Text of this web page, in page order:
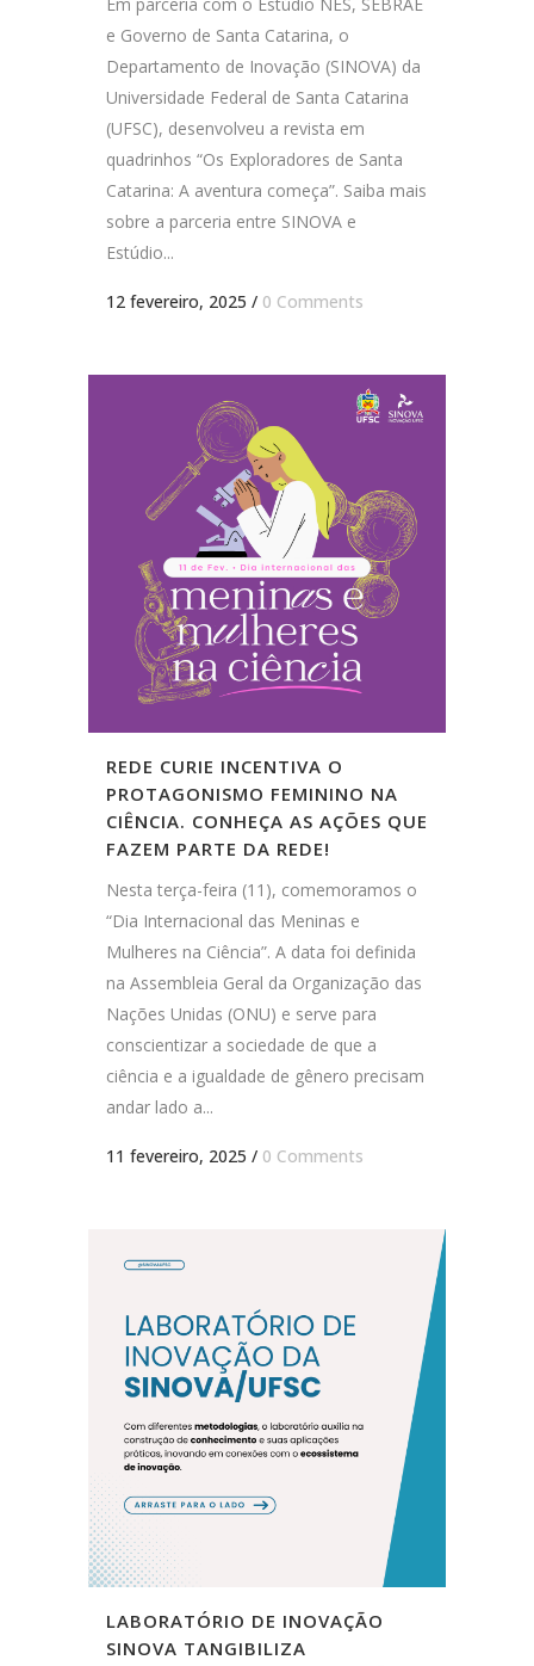
e Governo de Santa Catarina, o
Departamento de Inovação (SINOVA) da
Universidade Federal de Santa Catarina
(UFSC), desenvolveu a revista em
quadrinhos “Os Exploradores de Santa
Catarina: A aventura começa”. Saiba mais
sobre a parceria entre SINOVA e
Estúdio...
12 fevereiro, 2025 / 0 Comments
REDE CURIE INCENTIVA O
PROTAGONISMO FEMININO NA
CIÊNCIA. CONHEÇA AS AÇÕES QUE
FAZEM PARTE DA REDE!
Nesta terça-feira (11), comemoramos o
“Dia Internacional das Meninas e
Mulheres na Ciência”. A data foi definida
na Assembleia Geral da Organização das
Nações Unidas (ONU) e serve para
conscientizar a sociedade de que a
ciência e a igualdade de gênero precisam
andar lado a...
11 fevereiro, 2025 / 0 Comments
LABORATÓRIO DE INOVAÇÃO
SINOVA TANGIBILIZA